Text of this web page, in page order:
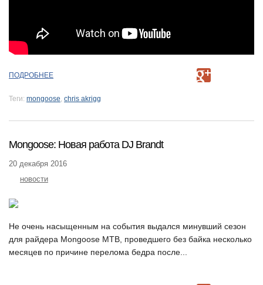
ПОДРОБНЕЕ
Теги: mongoose, chris akrigg
Mongoose: Новая работа DJ Brandt
20 декабря 2016
новости
Не очень насыщенным на события выдался минувший сезон
для райдера Mongoose MTB, проведшего без байка несколько
месяцев по причине перелома бедра после...